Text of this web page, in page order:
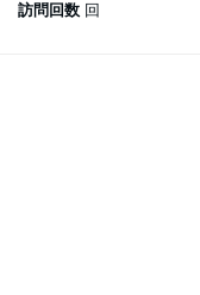
訪問回数 回